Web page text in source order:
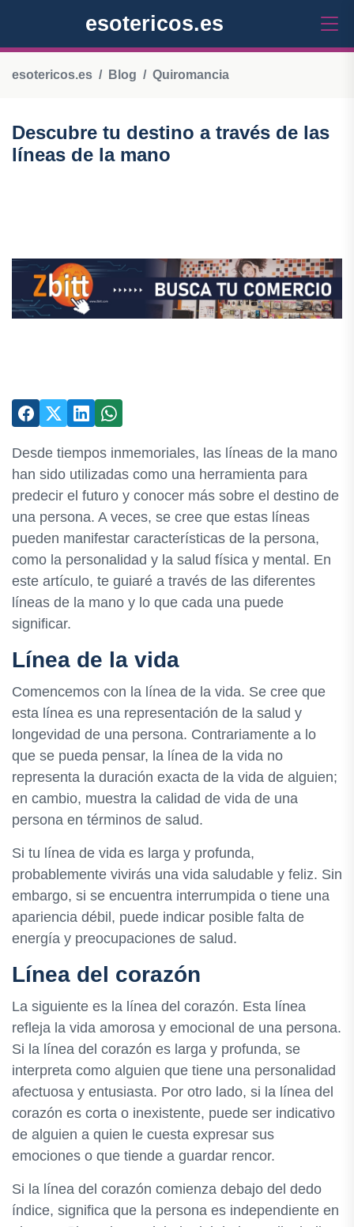
esotericos.es
esotericos.es Blog Quiromancia
Descubre tu destino a través de las
líneas de la mano
Desde tiempos inmemoriales, las líneas de la mano
han sido utilizadas como una herramienta para
predecir el futuro y conocer más sobre el destino de
una persona. A veces, se cree que estas líneas
pueden manifestar características de la persona,
como la personalidad y la salud física y mental. En
este artículo, te guiaré a través de las diferentes
líneas de la mano y lo que cada una puede
significar.
Línea de la vida
Comencemos con la línea de la vida. Se cree que
esta línea es una representación de la salud y
longevidad de una persona. Contrariamente a lo
que se pueda pensar, la línea de la vida no
representa la duración exacta de la vida de alguien;
en cambio, muestra la calidad de vida de una
persona en términos de salud.
Si tu línea de vida es larga y profunda,
probablemente vivirás una vida saludable y feliz. Sin
embargo, si se encuentra interrumpida o tiene una
apariencia débil, puede indicar posible falta de
energía y preocupaciones de salud.
Línea del corazón
La siguiente es la línea del corazón. Esta línea
refleja la vida amorosa y emocional de una persona.
Si la línea del corazón es larga y profunda, se
interpreta como alguien que tiene una personalidad
afectuosa y entusiasta. Por otro lado, si la línea del
corazón es corta o inexistente, puede ser indicativo
de alguien a quien le cuesta expresar sus
emociones o que tiende a guardar rencor.
Si la línea del corazón comienza debajo del dedo
índice, significa que la persona es independiente en